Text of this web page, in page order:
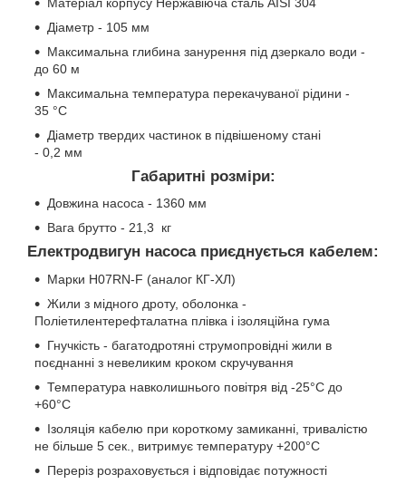
Діаметр - 105 мм
Максимальна глибина занурення під дзеркало води -
до 60 м
Максимальна температура перекачуваної рідини -
35 °C
Діаметр твердих частинок в підвішеному стані
- 0,2 мм
Габаритні розміри:
Довжина насоса - 1360 мм
Вага брутто - 21,3 кг
Електродвигун насоса приєднується кабелем:
Марки H07RN-F (аналог КГ-ХЛ)
Жили з мідного дроту, оболонка -
Поліетилентерефталатна плівка і ізоляційна гума
Гнучкість - багатодротяні струмопровідні жили в
поєднанні з невеликим кроком скручування
Температура навколишнього повітря від -25°C до
+60°C
Ізоляція кабелю при короткому замиканні, тривалістю
не більше 5 сек., витримує температуру +200°C
Переріз розраховується і відповідає потужності